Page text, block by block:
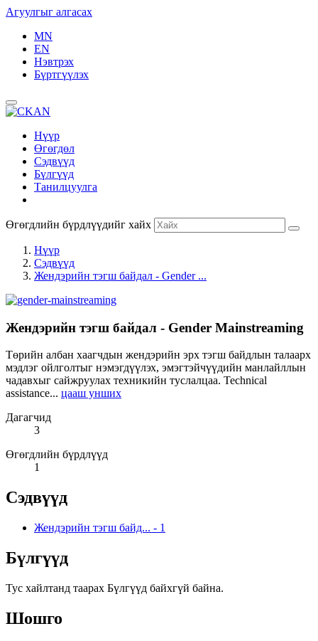
Агуулгыг алгасах
MN
EN
Нэвтрэх
Бүртгүүлэх
Нүүр
Өгөгдөл
Сэдвүүд
Бүлгүүд
Танилцуулга
Өгөгдлийн бүрдлүүдийг хайх
Нүүр
Сэдвүүд
Жендэрийн тэгш байдал - Gender ...
Жендэрийн тэгш байдал - Gender Mainstreaming
Төрийн албан хаагчдын жендэрийн эрх тэгш байдлын талаарх
мэдлэг ойлголтыг нэмэгдүүлэх, эмэгтэйчүүдийн манлайллын
чадавхыг сайжруулах техникийн туслалцаа. Technical
assistance... цааш унших
Дагагчид
3
Өгөгдлийн бүрдлүүд
1
Сэдвүүд
Жендэрийн тэгш байд... - 1
Бүлгүүд
Тус хайлтанд таарах Бүлгүүд байхгүй байна.
Шошго